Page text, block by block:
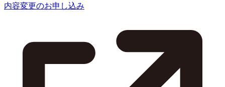
内容変更のお申し込み